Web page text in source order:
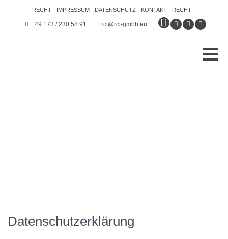
RECHT IMPRESSUM DATENSCHUTZ KONTAKT RECHT
+49 173 / 230 58 91 rci@rci-gmbh.eu
Datenschutzerklärung